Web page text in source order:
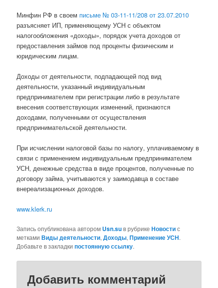
Минфин РФ в своем письме № 03-11-11/208 от 23.07.2010
разъясняет ИП, применяющему УСН с объектом
налогообложения «доходы», порядок учета доходов от
предоставления займов под проценты физическим и
юридическим лицам.
Доходы от деятельности, подпадающей под вид
деятельности, указанный индивидуальным
предпринимателем при регистрации либо в результате
внесения соответствующих изменений, признаются
доходами, полученными от осуществления
предпринимательской деятельности.
При исчислении налоговой базы по налогу, уплачиваемому в
связи с применением индивидуальным предпринимателем
УСН, денежные средства в виде процентов, полученные по
договору займа, учитываются у заимодавца в составе
внереализационных доходов.
www.klerk.ru
Запись опубликована автором Usn.suв рубрикеНовостис
меткамиВиды деятельности,Доходы,Применение УСН.
Добавьте в закладкипостоянную ссылку.
Добавить комментарий